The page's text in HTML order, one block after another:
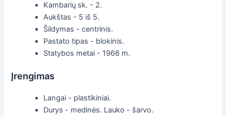
Kambarių sk. - 2.
Aukštas - 5 iš 5.
Šildymas - centrinis.
Pastato tipas - blokinis.
Statybos metai - 1966 m.
Įrengimas
Langai - plastikiniai.
Durys - medinės. Lauko - šarvo.